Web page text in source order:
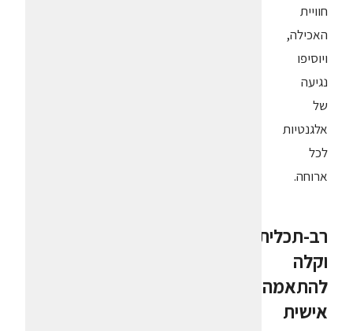
חוויית
האכילה,
ויוסיפו
נגיעה
של
אלגנטיות
לכל
ארוחה.
רב-תכליתית
וקלה
להתאמה
אישית